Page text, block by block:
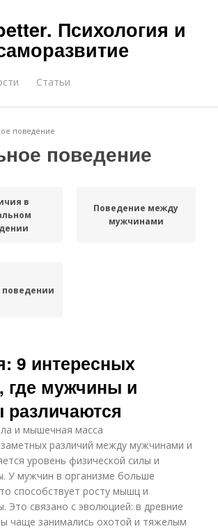
Психология и
Статьи
поведение
поведение
в
Поведение между
мужчинами
9 интересных
где мужчины и
и мышечная масса
различий между мужчинами и
уровень физической силы и
У мужчин в организме больше
способствует росту мышц и
Это связано с эволюцией: в древние
чаще занимались охотой и тяжелым